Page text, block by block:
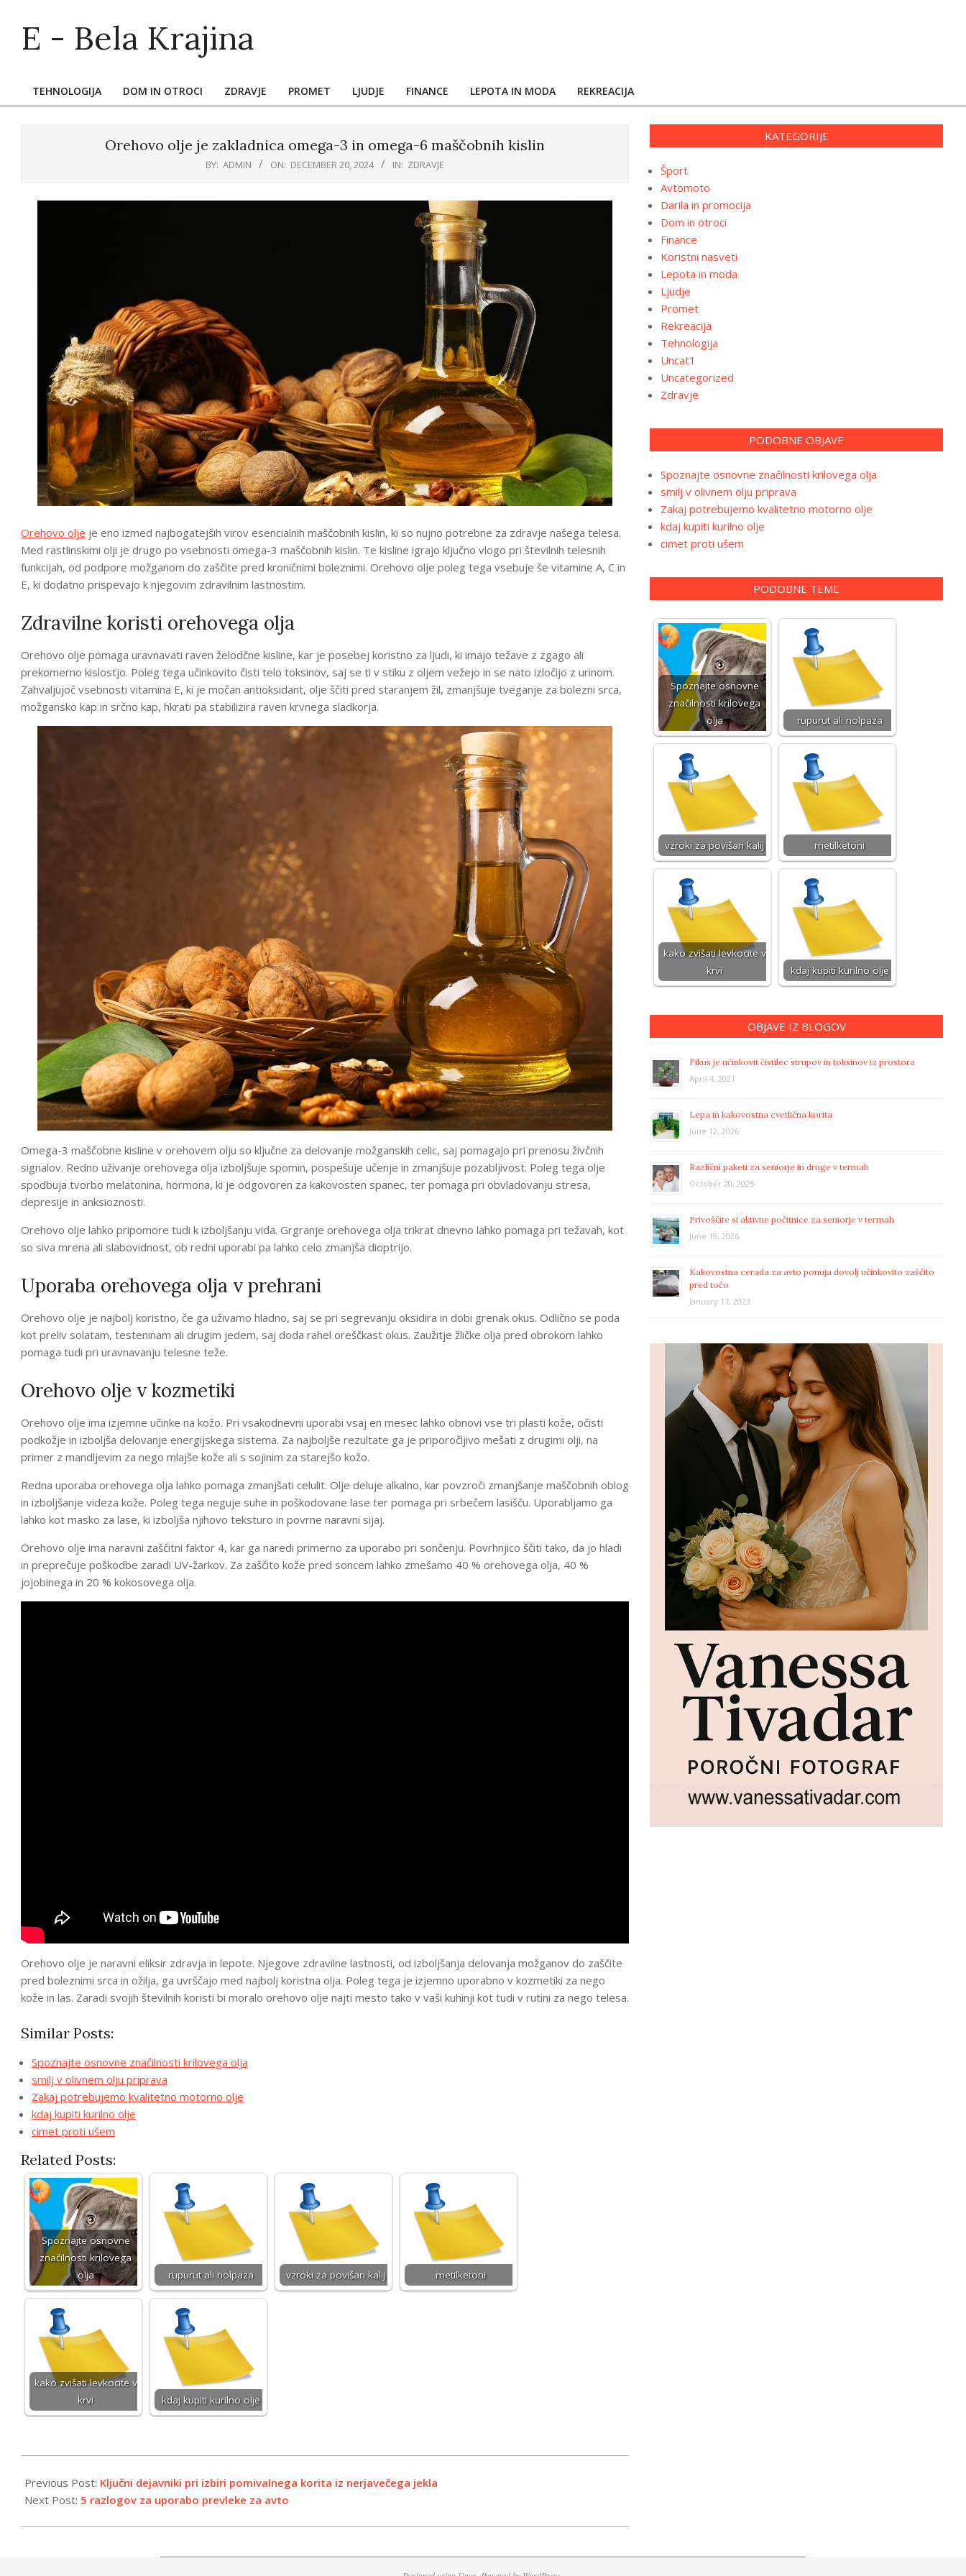
contentE - Bela Krajina
Primary
TEHNOLOGIJA DOM IN OTROCI ZDRAVJE PROMET LJUDJE FINANCE LEPOTA IN MODA REKREACIJA
Orehovo olje je zakladnica omega-3 in omega-6 maščobnih kislin
BY: ADMIN ON: DECEMBER 20, 2024 IN: ZDRAVJE
Orehovo olje je eno izmed najbogatejših virov esencialnih maščobnih kislin, ki so nujno potrebne za zdravje našega telesa.
Med rastlinskimi olji je drugo po vsebnosti omega-3 maščobnih kislin. Te kisline igrajo ključno vlogo pri številnih telesnih
funkcijah, od podpore možganom do zaščite pred kroničnimi boleznimi. Orehovo olje poleg tega vsebuje še vitamine A, C in
E, ki dodatno prispevajo k njegovim zdravilnim lastnostim.
Zdravilne koristi orehovega olja
Orehovo olje pomaga uravnavati raven želodčne kisline, kar je posebej koristno za ljudi, ki imajo težave z zgago ali
prekomerno kislostjo. Poleg tega učinkovito čisti telo toksinov, saj se ti v stiku z oljem vežejo in se nato izločijo z urinom.
Zahvaljujoč vsebnosti vitamina E, ki je močan antioksidant, olje ščiti pred staranjem žil, zmanjšuje tveganje za bolezni srca,
možgansko kap in srčno kap, hkrati pa stabilizira raven krvnega sladkorja.
Omega-3 maščobne kisline v orehovem olju so ključne za delovanje možganskih celic, saj pomagajo pri prenosu živčnih
signalov. Redno uživanje orehovega olja izboljšuje spomin, pospešuje učenje in zmanjšuje pozabljivost. Poleg tega olje
spodbuja tvorbo melatonina, hormona, ki je odgovoren za kakovosten spanec, ter pomaga pri obvladovanju stresa,
depresije in anksioznosti.
Orehovo olje lahko pripomore tudi k izboljšanju vida. Grgranje orehovega olja trikrat dnevno lahko pomaga pri težavah, kot
so siva mrena ali slabovidnost, ob redni uporabi pa lahko celo zmanjša dioptrijo.
Uporaba orehovega olja v prehrani
Orehovo olje je najbolj koristno, če ga uživamo hladno, saj se pri segrevanju oksidira in dobi grenak okus. Odlično se poda
kot preliv solatam, testeninam ali drugim jedem, saj doda rahel oreščkast okus. Zaužitje žličke olja pred obrokom lahko
pomaga tudi pri uravnavanju telesne teže.
Orehovo olje v kozmetiki
Orehovo olje ima izjemne učinke na kožo. Pri vsakodnevni uporabi vsaj en mesec lahko obnovi vse tri plasti kože, očisti
podkožje in izboljša delovanje energijskega sistema. Za najboljše rezultate ga je priporočljivo mešati z drugimi olji, na
primer z mandljevim za nego mlajše kože ali s sojinim za starejšo kožo.
Redna uporaba orehovega olja lahko pomaga zmanjšati celulit. Olje deluje alkalno, kar povzroči zmanjšanje maščobnih oblog
in izboljšanje videza kože. Poleg tega neguje suhe in poškodovane lase ter pomaga pri srbečem lasišču. Uporabljamo ga
lahko kot masko za lase, ki izboljša njihovo teksturo in povrne naravni sijaj.
Orehovo olje ima naravni zaščitni faktor 4, kar ga naredi primerno za uporabo pri sončenju. Povrhnjico ščiti tako, da jo hladi
in preprečuje poškodbe zaradi UV-žarkov. Za zaščito kože pred soncem lahko zmešamo 40 % orehovega olja, 40 %
jojobinega in 20 % kokosovega olja.
Orehovo olje je naravni eliksir zdravja in lepote. Njegove zdravilne lastnosti, od izboljšanja delovanja možganov do zaščite
pred boleznimi srca in ožilja, ga uvrščajo med najbolj koristna olja. Poleg tega je izjemno uporabno v kozmetiki za nego
kože in las. Zaradi svojih številnih koristi bi moralo orehovo olje najti mesto tako v vaši kuhinji kot tudi v rutini za nego telesa.
Similar Posts:
Spoznajte osnovne značilnosti krilovega olja
smilj v olivnem olju priprava
Zakaj potrebujemo kvalitetno motorno olje
kdaj kupiti kurilno olje
cimet proti ušem
Related Posts:
Spoznajte osnovne
značilnosti krilovega
olja
rupurut ali nolpaza vzroki za povišan kalij metilketoni
kako zvišati levkocite v
krvi
kdaj kupiti kurilno olje
12-
20
Previous Post: Ključni dejavniki pri izbiri pomivalnega korita iz nerjavečega jekla
Next Post: 5 razlogov za uporabo prevleke za avto
KATEGORIJE
Šport
Avtomoto
Darila in promocija
Dom in otroci
Finance
Koristni nasveti
Lepota in moda
Ljudje
Promet
Rekreacija
Tehnologija
Uncat1
Uncategorized
Zdravje
PODOBNE OBJAVE
Spoznajte osnovne značilnosti krilovega olja
smilj v olivnem olju priprava
Zakaj potrebujemo kvalitetno motorno olje
kdaj kupiti kurilno olje
cimet proti ušem
PODOBNE TEME
Spoznajte osnovne
značilnosti krilovega
olja
rupurut ali nolpaza
vzroki za povišan kalij metilketoni
kako zvišati levkocite v
krvi
kdaj kupiti kurilno olje
OBJAVE IZ BLOGOV
Fikus je učinkovit čistilec strupov in toksinov iz prostora
April 4, 2021
Lepa in kakovostna cvetlična korita
June 12, 2026
Različni paketi za seniorje in druge v termah
October 20, 2025
Privoščite si aktivne počitnice za seniorje v termah
June 19, 2026
Kakovostna cerada za avto ponuja dovolj učinkovito zaščito
pred točo
January 17, 2023